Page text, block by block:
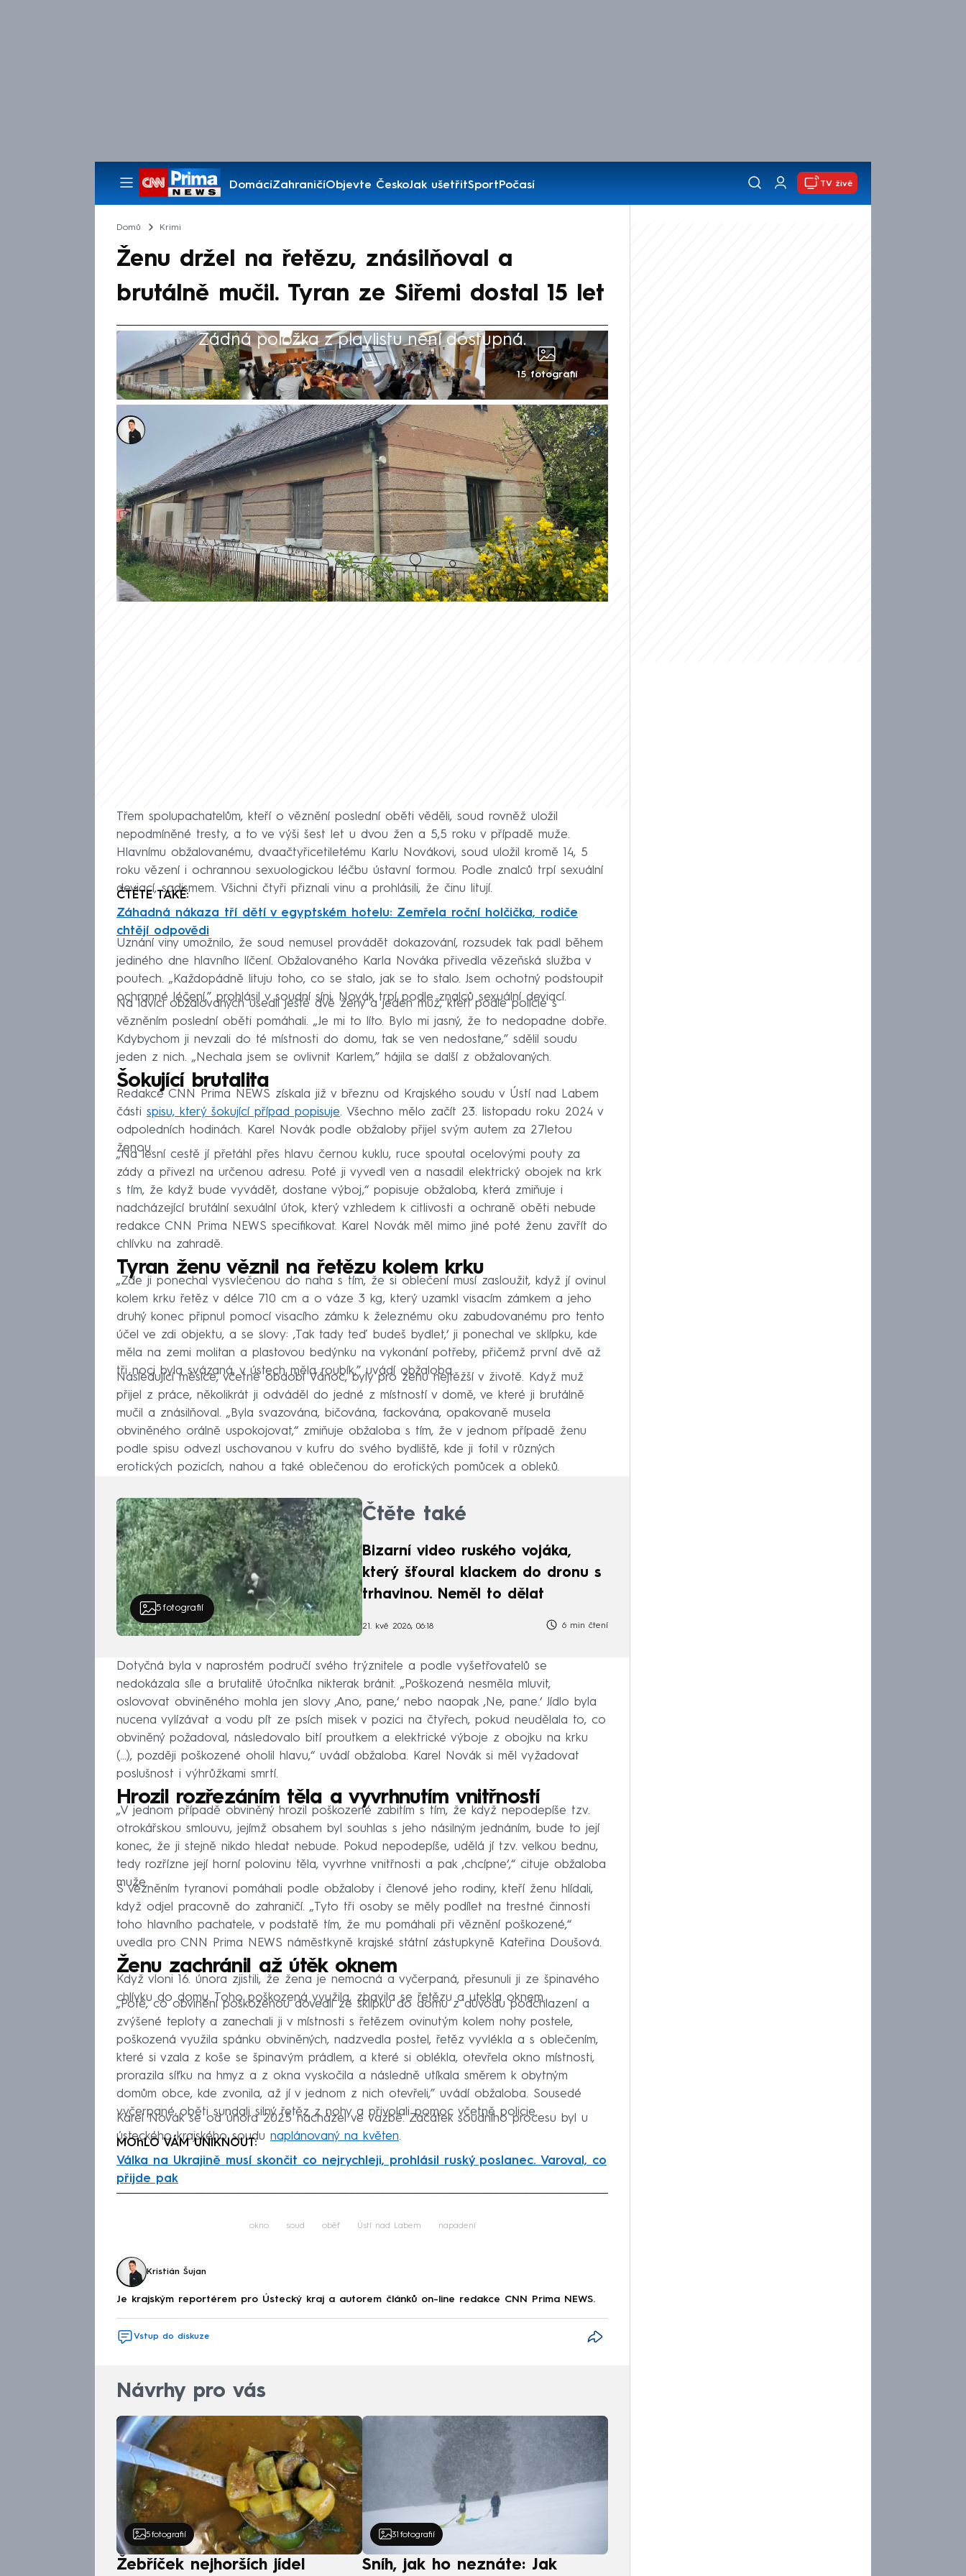
DomácíZahraničíObjevte ČeskoJak ušetřitSportPočasí
Pořady
TV živě
Domů Krimi
Ženu držel na řetězu, znásilňoval a
brutálně mučil. Tyran ze Siřemi dostal 15 let
Žádná položka z playlistu není dostupná.
15 fotografií
Kristián Šujan
Akt. 21. kvě 2026, 13:31• 21. kvě 2026, 10:14
Dvaačtyřicetiletého muže, kterému média přezdívají tyran ze Siřemi,
poslal Ústecký krajský soud ve čtvrtek na 15 let do vězení. Obžalovaný
Karel Novák věznil a znásilňoval v rodinném domě na Lounsku 27letou
ženu. Ta se zachránila až útěkem. Celkový trest je i za předchozí
znásilnění jiných žen. Rozsudek zatím není pravomocný.
Třem spolupachatelům, kteří o věznění poslední oběti věděli, soud rovněž uložil
nepodmíněné tresty, a to ve výši šest let u dvou žen a 5,5 roku v případě muže.
Hlavnímu obžalovanému, dvaačtyřicetiletému Karlu Novákovi, soud uložil kromě 14, 5
roku vězení i ochrannou sexuologickou léčbu ústavní formou. Podle znalců trpí sexuální
deviací, sadismem. Všichni čtyři přiznali vinu a prohlásili, že činu litují.
ČTĚTE TAKÉ:
Záhadná nákaza tří dětí v egyptském hotelu: Zemřela roční holčička, rodiče
chtějí odpovědi
Uznání viny umožnilo, že soud nemusel provádět dokazování, rozsudek tak padl během
jediného dne hlavního líčení. Obžalovaného Karla Nováka přivedla vězeňská služba v
poutech. „Každopádně lituju toho, co se stalo, jak se to stalo. Jsem ochotný podstoupit
ochranné léčení,” prohlásil v soudní síni. Novák trpí podle znalců sexuální deviací.
Na lavici obžalovaných usedli ještě dvě ženy a jeden muž, kteří podle policie s
vězněním poslední oběti pomáhali. „Je mi to líto. Bylo mi jasný, že to nedopadne dobře.
Kdybychom ji nevzali do té místnosti do domu, tak se ven nedostane,” sdělil soudu
jeden z nich. „Nechala jsem se ovlivnit Karlem,” hájila se další z obžalovaných.
Šokující brutalita
Redakce CNN Prima NEWS získala již v březnu od Krajského soudu v Ústí nad Labem
části spisu, který šokující případ popisuje. Všechno mělo začít 23. listopadu roku 2024 v
odpoledních hodinách. Karel Novák podle obžaloby přijel svým autem za 27letou
ženou.
„Na lesní cestě jí přetáhl přes hlavu černou kuklu, ruce spoutal ocelovými pouty za
zády a přivezl na určenou adresu. Poté ji vyvedl ven a nasadil elektrický obojek na krk
s tím, že když bude vyvádět, dostane výboj,“ popisuje obžaloba, která zmiňuje i
nadcházející brutální sexuální útok, který vzhledem k citlivosti a ochraně oběti nebude
redakce CNN Prima NEWS specifikovat. Karel Novák měl mimo jiné poté ženu zavřít do
chlívku na zahradě.
Tyran ženu věznil na řetězu kolem krku
„Zde ji ponechal vysvlečenou do naha s tím, že si oblečení musí zasloužit, když jí ovinul
kolem krku řetěz v délce 710 cm a o váze 3 kg, který uzamkl visacím zámkem a jeho
druhý konec připnul pomocí visacího zámku k železnému oku zabudovanému pro tento
účel ve zdi objektu, a se slovy: ‚Tak tady teď budeš bydlet,‘ ji ponechal ve sklípku, kde
měla na zemi molitan a plastovou bedýnku na vykonání potřeby, přičemž první dvě až
tři noci byla svázaná, v ústech měla roubík,” uvádí obžaloba.
Následující měsíce, včetně období Vánoc, byly pro ženu nejtěžší v životě. Když muž
přijel z práce, několikrát ji odváděl do jedné z místností v domě, ve které ji brutálně
mučil a znásilňoval. „Byla svazována, bičována, fackována, opakovaně musela
obviněného orálně uspokojovat,“ zmiňuje obžaloba s tím, že v jednom případě ženu
podle spisu odvezl uschovanou v kufru do svého bydliště, kde ji fotil v různých
erotických pozicích, nahou a také oblečenou do erotických pomůcek a obleků.
5fotografií
Čtěte také
Bizarní video ruského vojáka,
který šťoural klackem do dronu s
trhavinou. Neměl to dělat
21. kvě 2026, 06:18 6 min čtení
Dotyčná byla v naprostém područí svého trýznitele a podle vyšetřovatelů se
nedokázala síle a brutalitě útočníka nikterak bránit. „Poškozená nesměla mluvit,
oslovovat obviněného mohla jen slovy ‚Ano, pane,‘ nebo naopak ‚Ne, pane.‘ Jídlo byla
nucena vylízávat a vodu pít ze psích misek v pozici na čtyřech, pokud neudělala to, co
obviněný požadoval, následovalo bití proutkem a elektrické výboje z obojku na krku
(…), později poškozené oholil hlavu,“ uvádí obžaloba. Karel Novák si měl vyžadovat
poslušnost i výhrůžkami smrtí.
Hrozil rozřezáním těla a vyvrhnutím vnitřností
„V jednom případě obviněný hrozil poškozené zabitím s tím, že když nepodepíše tzv.
otrokářskou smlouvu, jejímž obsahem byl souhlas s jeho násilným jednáním, bude to její
konec, že ji stejně nikdo hledat nebude. Pokud nepodepíše, udělá jí tzv. velkou bednu,
tedy rozřízne její horní polovinu těla, vyvrhne vnitřnosti a pak ‚chcípne‘,“ cituje obžaloba
muže.
S vězněním tyranovi pomáhali podle obžaloby i členové jeho rodiny, kteří ženu hlídali,
když odjel pracovně do zahraničí. „Tyto tři osoby se měly podílet na trestné činnosti
toho hlavního pachatele, v podstatě tím, že mu pomáhali při věznění poškozené,“
uvedla pro CNN Prima NEWS náměstkyně krajské státní zástupkyně Kateřina Doušová.
Ženu zachránil až útěk oknem
Když vloni 16. února zjistili, že žena je nemocná a vyčerpaná, přesunuli ji ze špinavého
chlívku do domu. Toho poškozená využila, zbavila se řetězu a utekla oknem.
„Poté, co obvinění poškozenou dovedli ze sklípku do domu z důvodu podchlazení a
zvýšené teploty a zanechali ji v místnosti s řetězem ovinutým kolem nohy postele,
poškozená využila spánku obviněných, nadzvedla postel, řetěz vyvlékla a s oblečením,
které si vzala z koše se špinavým prádlem, a které si oblékla, otevřela okno místnosti,
prorazila síťku na hmyz a z okna vyskočila a následně utíkala směrem k obytným
domům obce, kde zvonila, až jí v jednom z nich otevřeli,” uvádí obžaloba. Sousedé
vyčerpané oběti sundali silný řetěz z nohy a přivolali pomoc včetně policie.
Karel Novák se od února 2025 nacházel ve vazbě. Začátek soudního procesu byl u
ústeckého krajského soudu naplánovaný na květen.
MOhLO VÁM UNIKNOUT:
Válka na Ukrajině musí skončit co nejrychleji, prohlásil ruský poslanec. Varoval, co
přijde pak
okno soud oběť Ústí nad Labem napadení
Kristián Šujan
Je krajským reportérem pro Ústecký kraj a autorem článků on-line redakce CNN Prima NEWS.
Vstup do diskuze
Návrhy pro vás
5 fotografií
Žebříček nejhorších jídel
31 fotografií
Sníh, jak ho neznáte: Jak